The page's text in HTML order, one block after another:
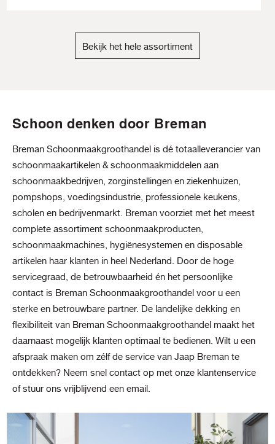
Bekijk het hele assortiment
Schoon denken door Breman
Breman Schoonmaakgroothandel is dé totaalleverancier van
schoonmaakartikelen & schoonmaakmiddelen aan
schoonmaakbedrijven, zorginstellingen en ziekenhuizen,
pompshops, voedingsindustrie, professionele keukens,
scholen en bedrijvenmarkt. Breman voorziet met het meest
complete assortiment schoonmaakproducten,
schoonmaakmachines, hygiënesystemen en disposable
artikelen haar klanten in heel Nederland. Door de hoge
servicegraad, de betrouwbaarheid én het persoonlijke
contact is Breman Schoonmaakgroothandel voor u een
sterke en betrouwbare partner. De landelijke dekking en
flexibiliteit van Breman Schoonmaakgroothandel maakt het
daarnaast mogelijk klanten optimaal te bedienen. Wilt u een
afspraak maken om zélf de service van Jaap Breman te
ontdekken? Neem snel contact op met onze klantenservice
of stuur ons vrijblijvend een email.